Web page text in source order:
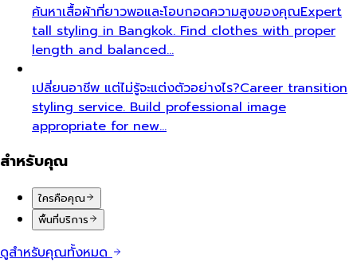
ค้นหาเสื้อผ้าที่ยาวพอและโอบกอดความสูงของคุณExpert
tall styling in Bangkok. Find clothes with proper
length and balanced…
เปลี่ยนอาชีพ แต่ไม่รู้จะแต่งตัวอย่างไร?Career transition
styling service. Build professional image
appropriate for new…
สำหรับคุณ
ใครคือคุณ
พื้นที่บริการ
ดูสำหรับคุณทั้งหมด